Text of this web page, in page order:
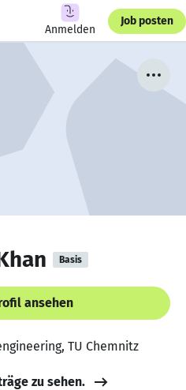
Anmelden
Job posten
Basis
ansehen
TU Chemnitz
zu sehen.